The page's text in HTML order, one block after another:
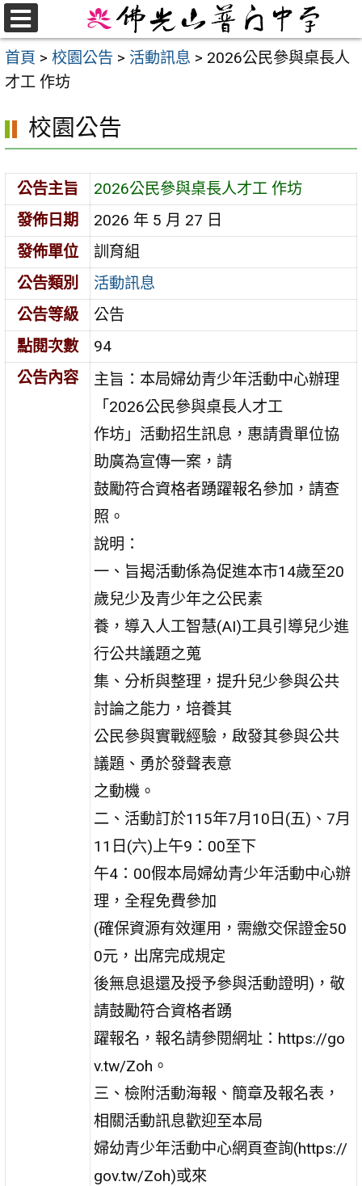
跳
至
主
要
首頁 > 校園公告 > 活動訊息 > 2026公民參與桌長人
才工 作坊
校園公告
公告主旨
2026公民參與桌長人才工 作坊
發佈日期
2026 年 5 月 27 日
發佈單位
訓育組
公告類別
活動訊息
公告等級
公告
點閱次數
94
公告內容
主旨：本局婦幼青少年活動中心辦理
「2026公民參與桌長人才工
作坊」活動招生訊息，惠請貴單位協
助廣為宣傳一案，請
鼓勵符合資格者踴躍報名參加，請查
照。
說明：
一、旨揭活動係為促進本市14歲至20
歲兒少及青少年之公民素
養，導入人工智慧(AI)工具引導兒少進
行公共議題之蒐
集、分析與整理，提升兒少參與公共
討論之能力，培養其
公民參與實戰經驗，啟發其參與公共
議題、勇於發聲表意
之動機。
二、活動訂於115年7月10日(五)、7月
11日(六)上午9：00至下
午4：00假本局婦幼青少年活動中心辦
理，全程免費參加
(確保資源有效運用，需繳交保證金50
0元，出席完成規定
後無息退還及授予參與活動證明)，敬
請鼓勵符合資格者踴
躍報名，報名請參閱網址：https://go
v.tw/Zoh。
三、檢附活動海報、簡章及報名表，
相關活動訊息歡迎至本局
婦幼青少年活動中心網頁查詢(https://
gov.tw/Zoh)或來
選
單